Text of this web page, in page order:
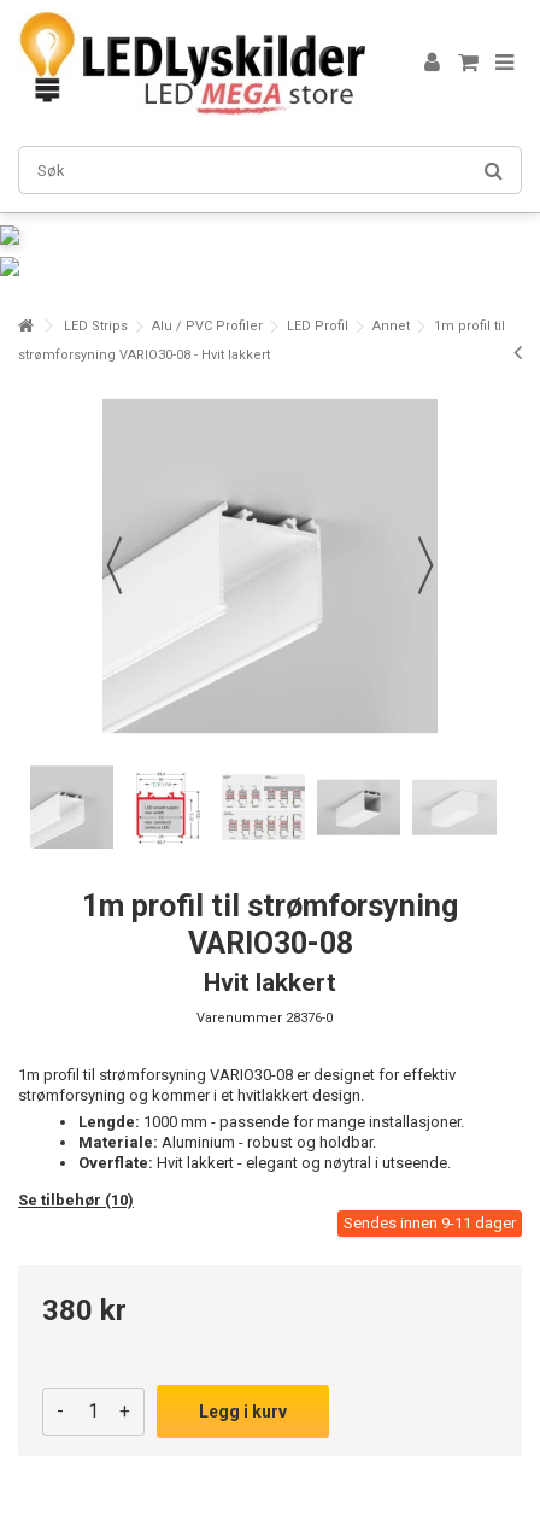
LED Strips Alu / PVC Profiler LED Profil Annet
1m profil til
strømforsyning VARIO30-08 - Hvit lakkert
1m profil til strømforsyning
VARIO30-08
Hvit lakkert
Varenummer 28376-0
1m profil til strømforsyning VARIO30-08 er designet for effektiv
strømforsyning og kommer i et hvitlakkert design.
Lengde: 1000 mm - passende for mange installasjoner.
Materiale: Aluminium - robust og holdbar.
Overflate: Hvit lakkert - elegant og nøytral i utseende.
Se tilbehør (10)
Sendes innen 9-11 dager
380 kr
- + Legg i kurv